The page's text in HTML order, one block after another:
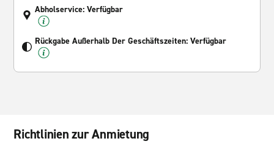
Abholservice: Verfügbar
Rückgabe Außerhalb Der Geschäftszeiten: Verfügbar
Richtlinien zur Anmietung